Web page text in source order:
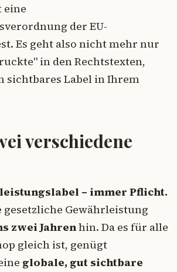
eine
der EU-
Es geht also nicht mehr nur
in den Rechtstexten,
sichtbares Label in Ihrem
verschiedene
– immer Pflicht.
gesetzliche Gewährleistung
zwei Jahrenhin. Da es für alle
gleich ist, genügt
globale, gut sichtbare